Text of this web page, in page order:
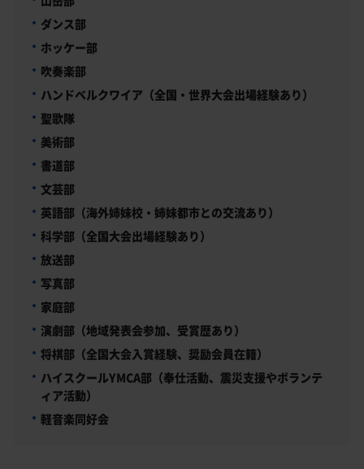
ダンス部
ホッケー部
吹奏楽部
ハンドベルクワイア（全国・世界大会出場経験あり）
聖歌隊
美術部
書道部
文芸部
英語部（海外姉妹校・姉妹都市との交流あり）
科学部（全国大会出場経験あり）
放送部
写真部
家庭部
演劇部（地域発表会参加、受賞歴あり）
将棋部（全国大会入賞経験、奨励会員在籍）
ハイスクールYMCA部（奉仕活動、震災支援やボランテ
ィア活動）
軽音楽同好会